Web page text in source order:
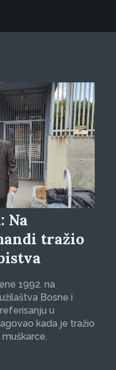
Na
tražio
1992. na
Bosne i
u
kada je tražio